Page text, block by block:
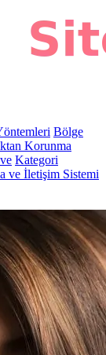
Bölge
Korunma
Kategori
ve İletişim Sistemi